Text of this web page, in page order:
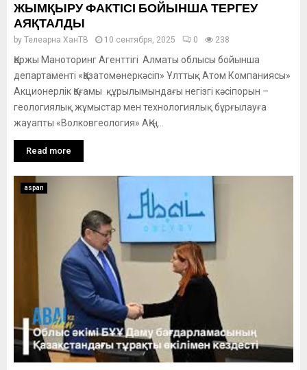
ЖЫМҚЫРУ ФАКТІСІ БОЙЫНША ТЕРГЕУ
АЯҚТАЛДЫ
by Телеарна ХанТВ 10 сентября, 2025 0 238
Қаржы Маноторинг Агенттігі Алматы облысы бойынша
департаменті «Қазатомөнеркәсіп» Ұлттық Атом Компаниясы»
Акционерлік Қоғамы құрылымындағы негізгі кәсіпорын –
геологиялық жұмыстар мен технологиялық бұрғылауға
жауапты «Волковгеология» АҚ-ң...
Read more
aspan